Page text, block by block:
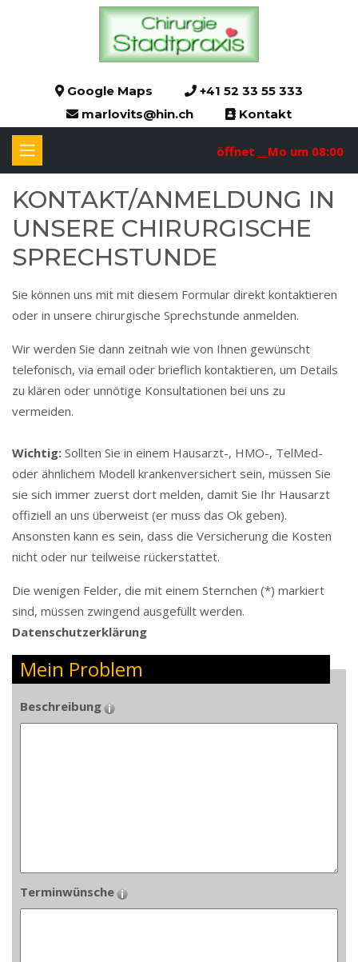
Google Maps
+41 52 33 55 333
marlovits@hin.ch
Kontakt
öffnet __Mo um 08:00
KON­TAKT/AN­­MEL­­DUNG IN
UN­­SE­­RE CHI­­RUR­­GI­­SCHE
SPRECH­­STUN­­DE
Sie können uns mit mit diesem Formular direkt kontaktieren
oder in unsere chirurgische Sprechstunde anmelden.
Wir werden Sie dann zeitnah wie von Ihnen gewünscht
telefonisch, via email oder brieflich kontaktieren, um Details
zu klären oder unnötige Konsultationen bei uns zu
vermeiden.
Wichtig: Sollten Sie in einem Hausarzt-, HMO-, TelMed-
oder ähnlichem Modell krankenversichert sein, müssen Sie
sie sich immer zuerst dort melden, damit Sie Ihr Hausarzt
offiziell an uns überweist (er muss das Ok geben).
Ansonsten kann es sein, dass die Versicherung die Kosten
nicht oder nur teilweise rückerstattet.
Die wenigen Felder, die mit einem Sternchen (*) markiert
sind, müssen zwingend ausgefüllt werden.
Da­ten­schutz­er­klä­rung
Mein Problem
Beschreibung
Terminwünsche